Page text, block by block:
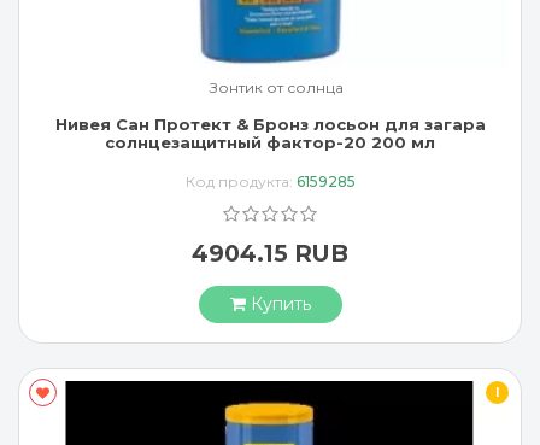
Зонтик от солнца
Нивея Сан Протект & Бронз лосьон для загара
солнцезащитный фактор-20 200 мл
Код продукта: 6159285
4904.15 RUB
Купить
I